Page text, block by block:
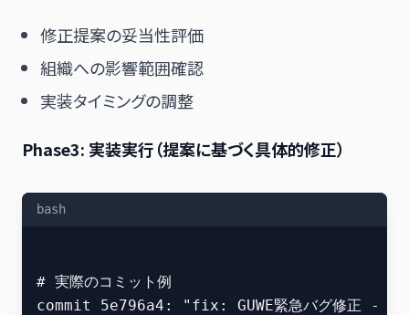
修正提案の妥当性評価
組織への影響範囲確認
実装タイミングの調整
Phase3: 実装実行（提案に基づく具体的修正）
bash
# 実際のコミット例
commit 5e796a4: "fix: GUWE緊急バグ修正 -